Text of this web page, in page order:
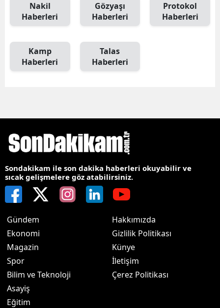
Nakil
Haberleri
Gözyaşı
Haberleri
Protokol
Haberleri
Kamp
Haberleri
Talas
Haberleri
Sondakikam ile son dakika haberleri okuyabilir ve
sıcak gelişmelere göz atabilirsiniz.
Gündem
Ekonomi
Magazin
Spor
Bilim ve Teknoloji
Asayiş
Eğitim
Hakkımızda
Gizlilik Politikası
Künye
İletişim
Çerez Politikası